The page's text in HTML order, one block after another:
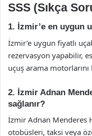
SSS (Sıkça
1. İzmir’e en uygun
İzmir’e uygun fiyatlı
rezervasyon yapabilir,
uçuş arama
2. İzmir Adnan
sağlanır?
İzmir Adnan Menderes
otobüsleri, taksi veya